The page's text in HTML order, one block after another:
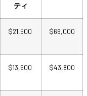
ティ
$21,500 $69,000
$13,600 $43,800